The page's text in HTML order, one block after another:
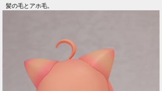
髪の毛とアホ毛。